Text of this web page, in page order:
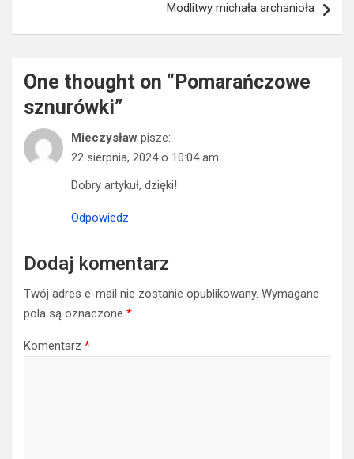
Modlitwy michała archanioła
One thought on “ Pomarańczowe
sznurówki”
Mieczysław pisze:
22 sierpnia, 2024 o 10:04 am
Dobry artykuł, dzięki!
Odpowiedz
Dodaj komentarz
Twój adres e-mail nie zostanie opublikowany. Wymagane
pola są oznaczone *
Komentarz *